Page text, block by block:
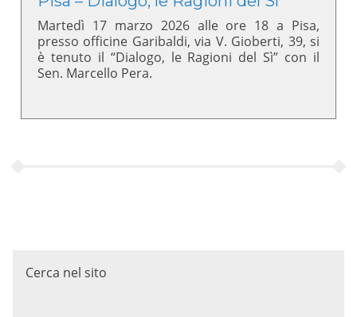
Martedì 17 marzo 2026 alle ore 18 a Pisa,
presso officine Garibaldi, via V. Gioberti, 39, si
è tenuto il “Dialogo, le Ragioni del Sì” con il
Sen. Marcello Pera.
Cerca nel sito